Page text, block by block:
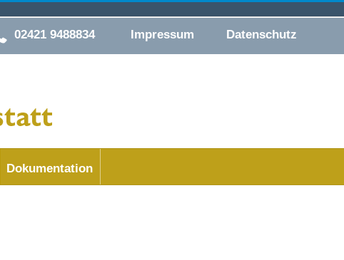
02421 9488834 Impressum Datenschutz
Dokumentation